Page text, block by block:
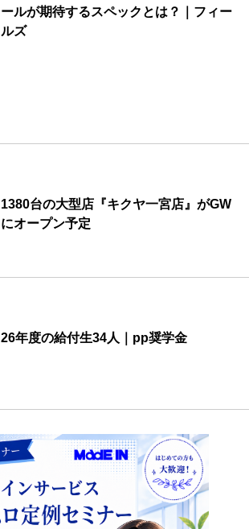
ールが期待するスペックとは？｜フィー
ルズ
1380台の大型店『キクヤ一宮店』がGW
にオープン予定
26年度の給付生34人｜pp奨学金